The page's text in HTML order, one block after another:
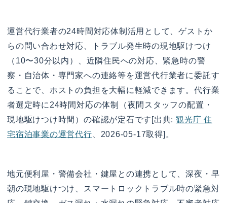
運営代行業者の24時間対応体制活用として、ゲストか
らの問い合わせ対応、トラブル発生時の現地駆けつけ
（10〜30分以内）、近隣住民への対応、緊急時の警
察・自治体・専門家への連絡等を運営代行業者に委託す
ることで、ホストの負担を大幅に軽減できます。代行業
者選定時に24時間対応の体制（夜間スタッフの配置・
現地駆けつけ時間）の確認が定石です[出典:観光庁 住
宅宿泊事業の運営代行 、2026-05-17取得]。
地元便利屋・警備会社・鍵屋との連携として、深夜・早
朝の現地駆けつけ、スマートロックトラブル時の緊急対